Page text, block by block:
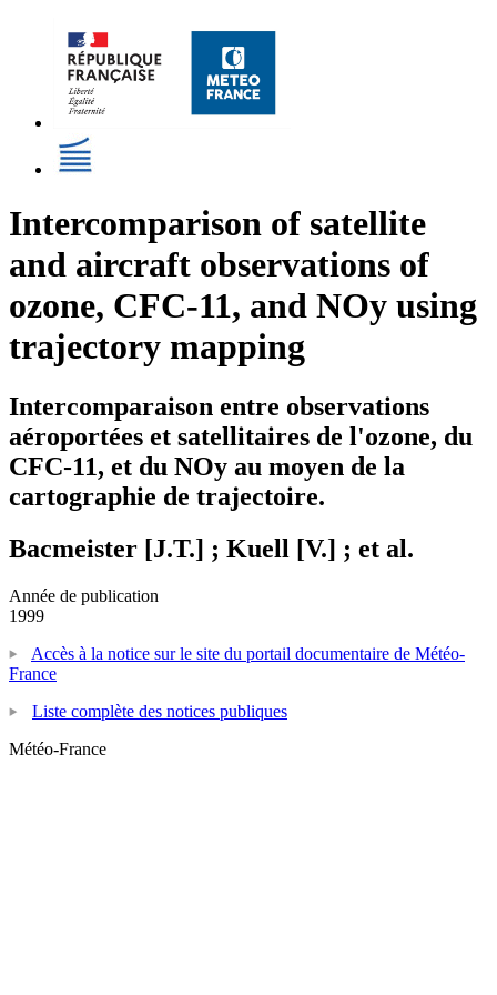
Intercomparison of satellite
and aircraft observations of
ozone, CFC-11, and NOy using
trajectory mapping
Intercomparaison entre observations
aéroportées et satellitaires de l'ozone, du
CFC-11, et du NOy au moyen de la
cartographie de trajectoire.
Bacmeister [J.T.] ; Kuell [V.] ; et al.
Année de publication
1999
Accès à la notice sur le site du portail documentaire de Météo-
France
Liste complète des notices publiques
Météo-France